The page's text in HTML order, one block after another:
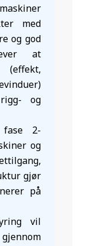
med
og god
at
og
2-
og
gjør
på
vil